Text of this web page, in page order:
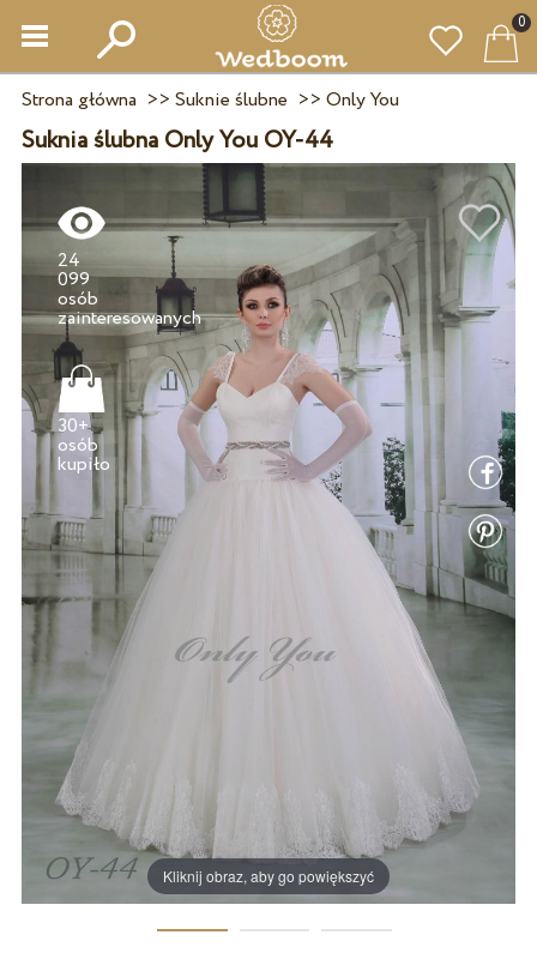
0
Strona główna >> Suknie ślubne >> Only You
Suknia ślubna Only You OY-44
Kliknij obraz, aby go powiększyć
24
099
osób
zainteresowanych
30+
osób